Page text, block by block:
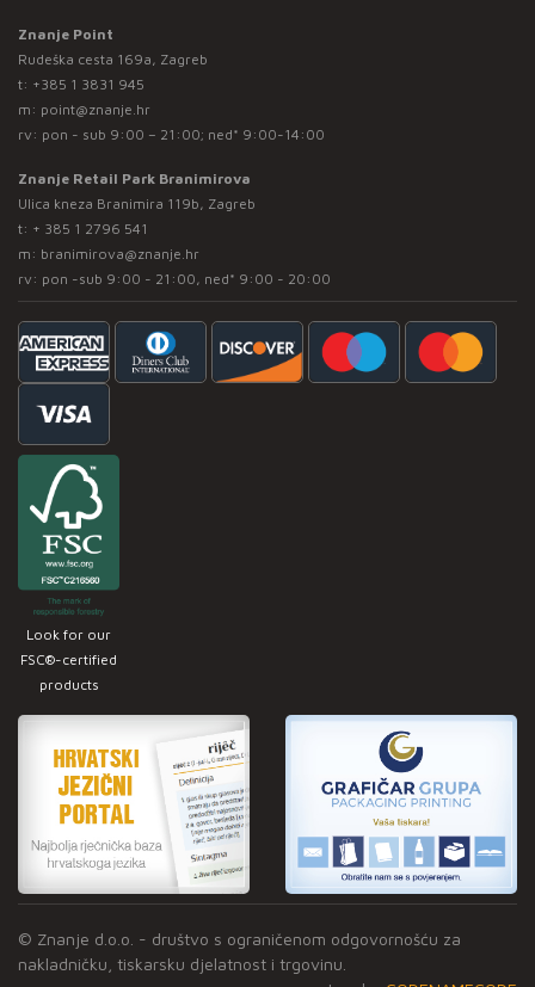
Znanje Point
Rudeška cesta 169a, Zagreb
t: +385 1 3831 945
m: point@znanje.hr
rv: pon - sub 9:00 – 21:00; ned* 9:00-14:00
Znanje Retail Park Branimirova
Ulica kneza Branimira 119b, Zagreb
t: + 385 1 2796 541
m: branimirova@znanje.hr
rv: pon -sub 9:00 - 21:00, ned* 9:00 - 20:00
Look for our
FSC®-certified
products
© Znanje d.o.o. - društvo s ograničenom odgovornošću za
nakladničku, tiskarsku djelatnost i trgovinu.